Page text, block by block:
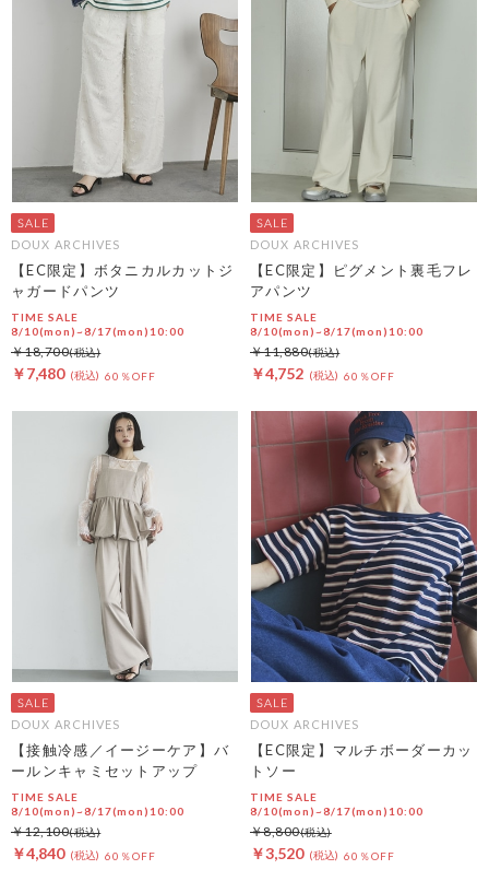
DOUX ARCHIVES
【EC限定】ボタニカルカットジ
ャガードパンツ
TIME SALE
8/10(mon)~8/17(mon)10:00
￥7,480 60％OFF
￥18,700
DOUX ARCHIVES
【EC限定】ピグメント裏毛フレ
アパンツ
TIME SALE
8/10(mon)~8/17(mon)10:00
￥4,752 60％OFF
￥11,880
DOUX ARCHIVES
【接触冷感／イージーケア】バ
ールンキャミセットアップ
TIME SALE
8/10(mon)~8/17(mon)10:00
￥4,840 60％OFF
￥12,100
DOUX ARCHIVES
【EC限定】マルチボーダーカッ
トソー
TIME SALE
8/10(mon)~8/17(mon)10:00
￥3,520 60％OFF
￥8,800